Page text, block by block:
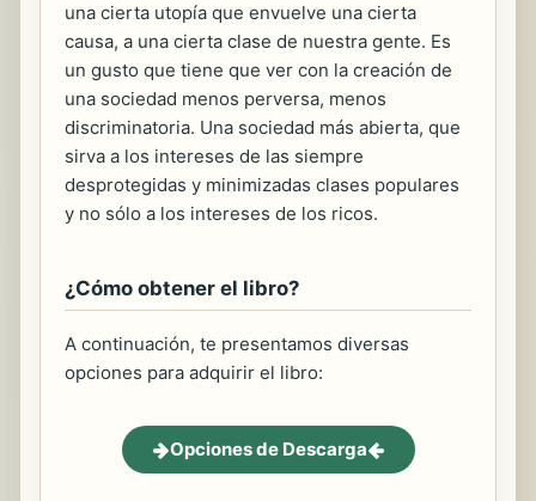
una cierta utopía que envuelve una cierta
causa, a una cierta clase de nuestra gente. Es
un gusto que tiene que ver con la creación de
una sociedad menos perversa, menos
discriminatoria. Una sociedad más abierta, que
sirva a los intereses de las siempre
desprotegidas y minimizadas clases populares
y no sólo a los intereses de los ricos.
¿Cómo obtener el libro?
A continuación, te presentamos diversas
opciones para adquirir el libro:
Opciones de Descarga